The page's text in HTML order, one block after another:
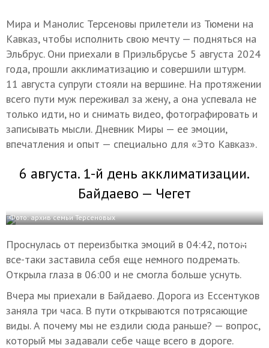
Мира и Манолис Терсеновы прилетели из Тюмени на
Кавказ, чтобы исполнить свою мечту — подняться на
Эльбрус. Они приехали в Приэльбрусье 5 августа 2024
года, прошли акклиматизацию и совершили штурм.
11 августа супруги стояли на вершине. На протяжении
всего пути муж переживал за жену, а она успевала не
только идти, но и снимать видео, фотографировать и
записывать мысли. Дневник Миры — ее эмоции,
впечатления и опыт — специально для «Это Кавказ».
6 августа. 1-й день акклиматизации.
Байдаево — Чегет
Фото: архив семьи Терсеновых
Проснулась от переизбытка эмоций в 04:42, потом
все-таки заставила себя еще немного подремать.
Открыла глаза в 06:00 и не смогла больше уснуть.
Вчера мы приехали в Байдаево. Дорога из Ессентуков
заняла три часа. В пути открываются потрясающие
виды. А почему мы не ездили сюда раньше? — вопрос,
который мы задавали себе чаще всего в дороге.